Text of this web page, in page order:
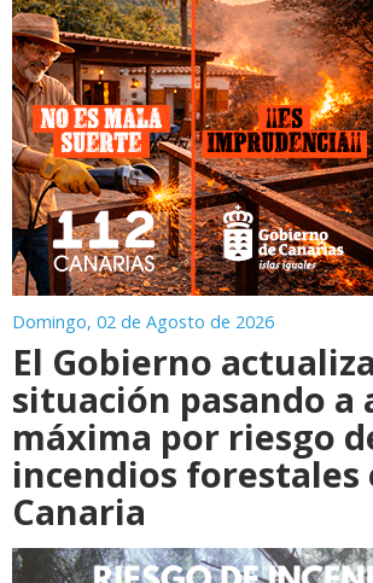
Domingo, 02 de Agosto de 2026
El Gobierno
situación pasando a
máxima por riesgo
incendios forestales
Canaria